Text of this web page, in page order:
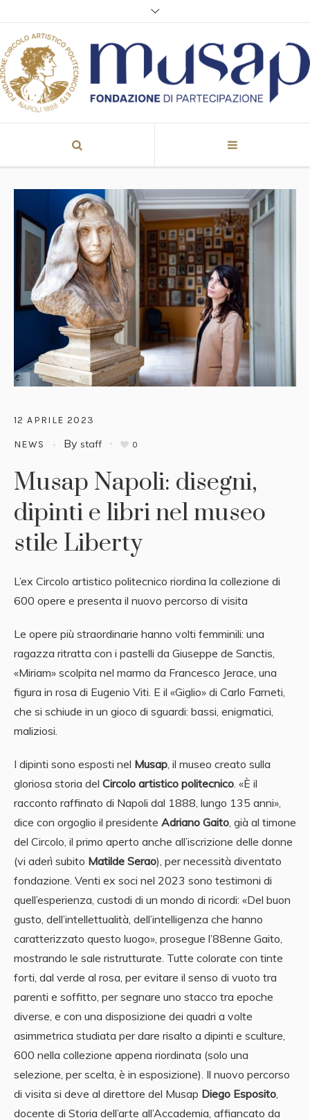
12 APRILE 2023
NEWS By staff 0
Musap Napoli: disegni,
dipinti e libri nel museo
stile Liberty
L’ex Circolo artistico politecnico riordina la collezione di
600 opere e presenta il nuovo percorso di visita
Le opere più straordinarie hanno volti femminili: una
ragazza ritratta con i pastelli da Giuseppe de Sanctis,
«Miriam» scolpita nel marmo da Francesco Jerace, una
figura in rosa di Eugenio Viti. E il «Giglio» di Carlo Farneti,
che si schiude in un gioco di sguardi: bassi, enigmatici,
maliziosi.
I dipinti sono esposti nel Musap, il museo creato sulla
gloriosa storia del Circolo artistico politecnico. «È il
racconto raffinato di Napoli dal 1888, lungo 135 anni»,
dice con orgoglio il presidente Adriano Gaito, già al timone
del Circolo, il primo aperto anche all’iscrizione delle donne
(vi aderì subito Matilde Serao), per necessità diventato
fondazione. Venti ex soci nel 2023 sono testimoni di
quell’esperienza, custodi di un mondo di ricordi: «Del buon
gusto, dell’intellettualità, dell’intelligenza che hanno
caratterizzato questo luogo», prosegue l’88enne Gaito,
mostrando le sale ristrutturate. Tutte colorate con tinte
forti, dal verde al rosa, per evitare il senso di vuoto tra
parenti e soffitto, per segnare uno stacco tra epoche
diverse, e con una disposizione dei quadri a volte
asimmetrica studiata per dare risalto a dipinti e sculture,
600 nella collezione appena riordinata (solo una
selezione, per scelta, è in esposizione). Il nuovo percorso
di visita si deve al direttore del Musap Diego Esposito,
docente di Storia dell’arte all’Accademia, affiancato da